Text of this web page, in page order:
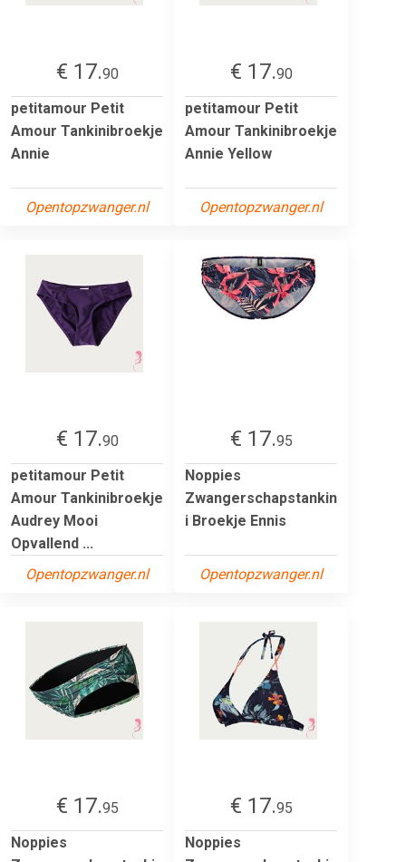
€ 17.90
petitamour Petit
Amour Tankinibroekje
Annie
Opentopzwanger.nl
€ 17.90
petitamour Petit
Amour Tankinibroekje
Annie Yellow
Opentopzwanger.nl
€ 17.90
petitamour Petit
Amour Tankinibroekje
Audrey Mooi
Opvallend ...
Opentopzwanger.nl
€ 17.95
Noppies
Zwangerschapstankin
i Broekje Ennis
Opentopzwanger.nl
€ 17.95
Noppies
€ 17.95
Noppies